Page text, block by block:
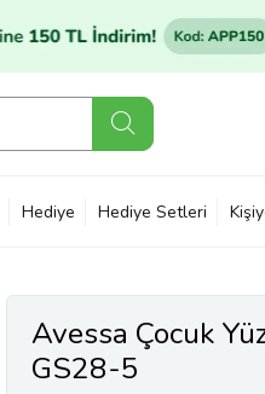
Hediye Hediye Setleri
Avessa Çocuk
GS28-5